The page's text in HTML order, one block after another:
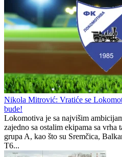
Nikola Mitrović: Vratiće se
bude!
Lokomotiva je sa najvišim
zajedno sa ostalim ekipama sa vrha
grupa A, kao što su Sremčica,
T6...